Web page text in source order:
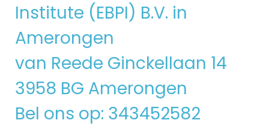
Institute (EBPI) B.V. in
Amerongen
van Reede Ginckellaan 14
3958 BG Amerongen
Bel ons op: 343452582